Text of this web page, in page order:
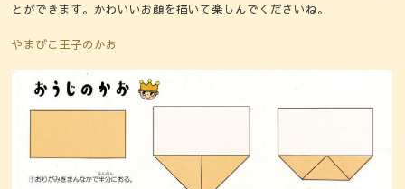
とができます。かわいいお顔を描いて楽しんでくださいね。
やまびこ王子のかお